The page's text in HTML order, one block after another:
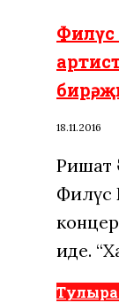
бирә,
18.11.2016
Ришат
Филүс
иде.